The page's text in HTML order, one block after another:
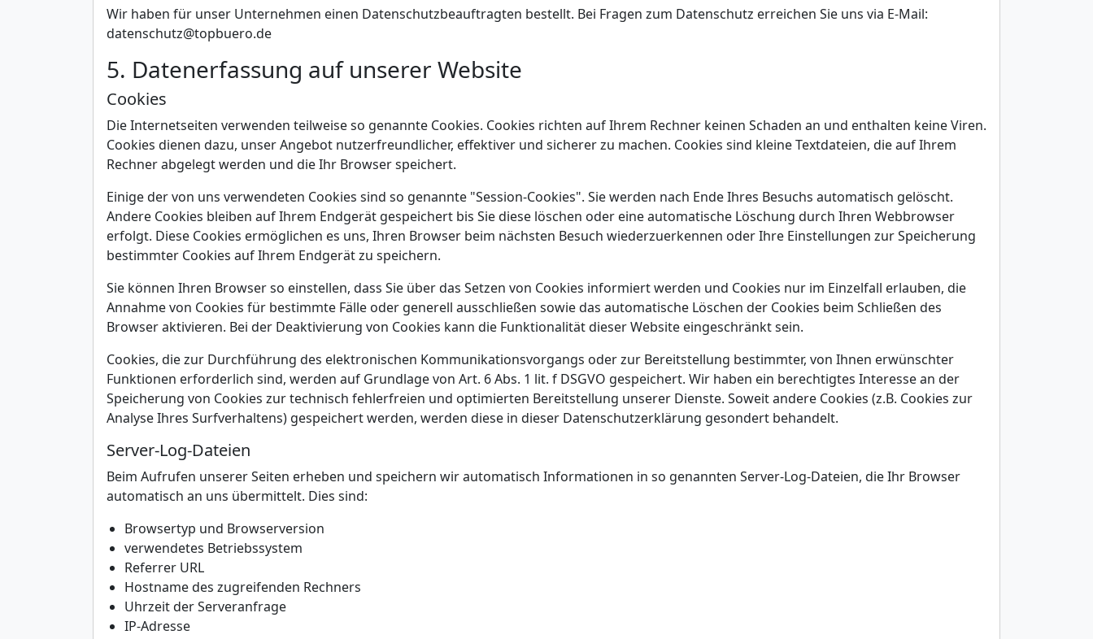
Wir haben für unser Unternehmen einen Datenschutzbeauftragten bestellt. Bei Fragen zum Datenschutz erreichen Sie uns via E-Mail:
datenschutz@topbuero.de
5. Datenerfassung auf unserer Website
Cookies
Die Internetseiten verwenden teilweise so genannte Cookies. Cookies richten auf Ihrem Rechner keinen Schaden an und enthalten keine Viren.
Cookies dienen dazu, unser Angebot nutzerfreundlicher, effektiver und sicherer zu machen. Cookies sind kleine Textdateien, die auf Ihrem
Rechner abgelegt werden und die Ihr Browser speichert.
Einige der von uns verwendeten Cookies sind so genannte "Session-Cookies". Sie werden nach Ende Ihres Besuchs automatisch gelöscht.
Andere Cookies bleiben auf Ihrem Endgerät gespeichert bis Sie diese löschen oder eine automatische Löschung durch Ihren Webbrowser
erfolgt. Diese Cookies ermöglichen es uns, Ihren Browser beim nächsten Besuch wiederzuerkennen oder Ihre Einstellungen zur Speicherung
bestimmter Cookies auf Ihrem Endgerät zu speichern.
Sie können Ihren Browser so einstellen, dass Sie über das Setzen von Cookies informiert werden und Cookies nur im Einzelfall erlauben, die
Annahme von Cookies für bestimmte Fälle oder generell ausschließen sowie das automatische Löschen der Cookies beim Schließen des
Browser aktivieren. Bei der Deaktivierung von Cookies kann die Funktionalität dieser Website eingeschränkt sein.
Cookies, die zur Durchführung des elektronischen Kommunikationsvorgangs oder zur Bereitstellung bestimmter, von Ihnen erwünschter
Funktionen erforderlich sind, werden auf Grundlage von Art. 6 Abs. 1 lit. f DSGVO gespeichert. Wir haben ein berechtigtes Interesse an der
Speicherung von Cookies zur technisch fehlerfreien und optimierten Bereitstellung unserer Dienste. Soweit andere Cookies (z.B. Cookies zur
Analyse Ihres Surfverhaltens) gespeichert werden, werden diese in dieser Datenschutzerklärung gesondert behandelt.
Server-Log-Dateien
Beim Aufrufen unserer Seiten erheben und speichern wir automatisch Informationen in so genannten Server-Log-Dateien, die Ihr Browser
automatisch an uns übermittelt. Dies sind:
Browsertyp und Browserversion
verwendetes Betriebssystem
Referrer URL
Hostname des zugreifenden Rechners
Uhrzeit der Serveranfrage
IP-Adresse